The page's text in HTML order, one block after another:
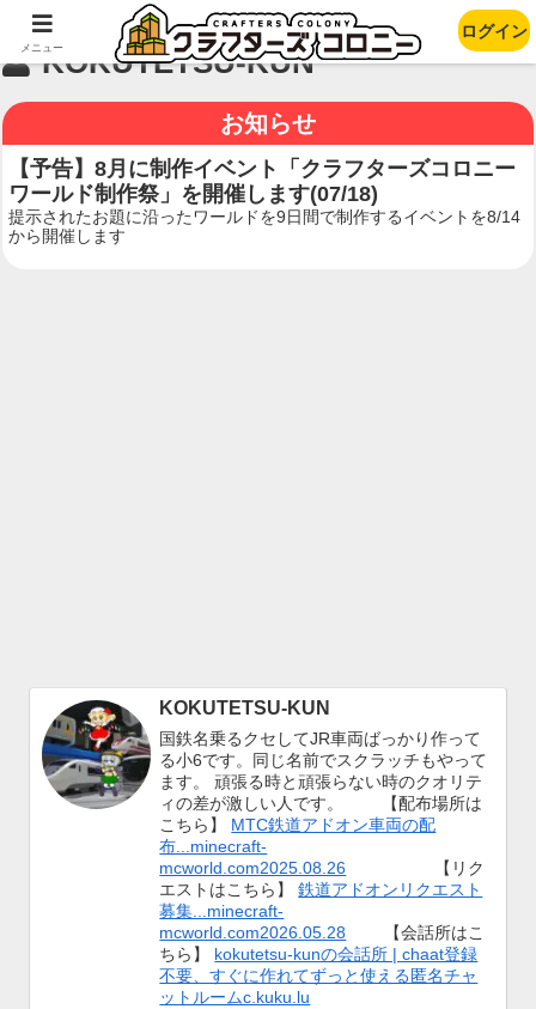
KOKUTETSU-KUN
お知らせ
【予告】8月に制作イベント「クラフターズコロニー
ワールド制作祭」を開催します(07/18)
提示されたお題に沿ったワールドを9日間で制作するイベントを8/14
から開催します
KOKUTETSU-KUN
国鉄名乗るクセしてJR車両ばっかり作って
る小6です。同じ名前でスクラッチもやって
ます。 頑張る時と頑張らない時のクオリテ
ィの差が激しい人です。 【配布場所は
こちら】 MTC鉄道アドオン車両の配
布...minecraft-
mcworld.com2025.08.26 【リク
エストはこちら】鉄道アドオンリクエスト
募集...minecraft-
mcworld.com2026.05.28 【会話所はこ
ちら】 kokutetsu-kunの会話所 | chaat登録
不要、すぐに作れてずっと使える匿名チャ
ットルームc.kuku.lu
メニュー
ログイン